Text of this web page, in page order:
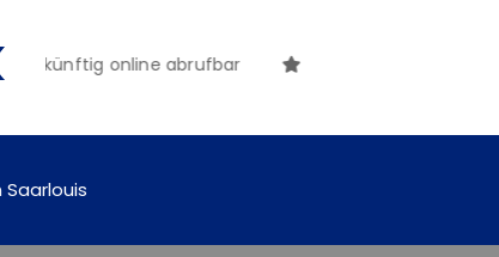
künftig online abrufbar
Saarlouis